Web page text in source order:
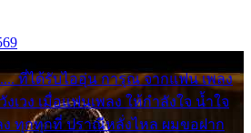
ที่ได้รับไออุ่น การุณ จากแฟน เพลง
เวง เมื่อแฟนเพลง ให้กำลังใจ น้ำใจ
ง ทุกทุกที่ ปราณีหลั่งไหล ผมขอฝาก